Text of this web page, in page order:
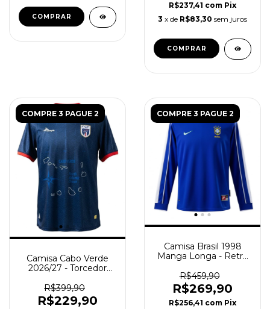
COMPRAR
R$237,41 com Pix
3 x de R$83,30 sem juros
COMPRAR
COMPRE 3 PAGUE 2
Camisa Cabo Verde
2026/27 - Torcedor
R$399,90
R$229,90
COMPRE 3 PAGUE 2
Camisa Brasil 1998
Manga Longa - Retrô
R$459,90
R$269,90
R$256,41 com Pix